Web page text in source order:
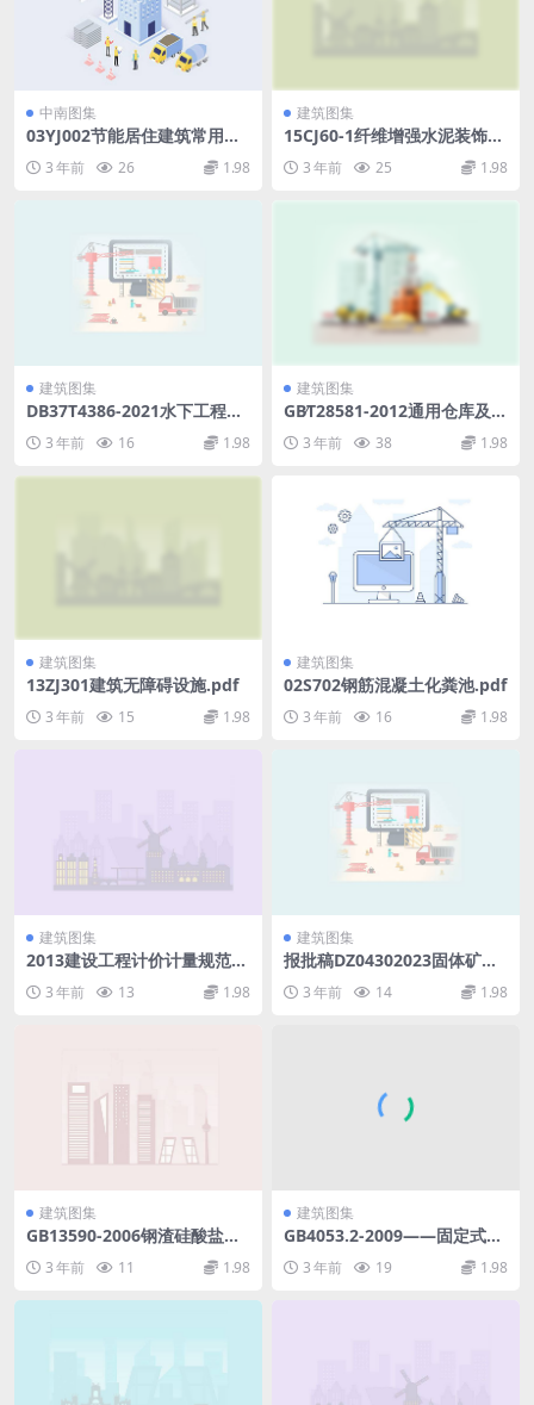
中南图集
03YJ002节能居住建筑常用屋
面用料做法（寒冷地区）.pdf
3 年前 26 1.98
建筑图集
15CJ60-1纤维增强水泥装饰墙
板建筑构造——日吉华墙板系
列产品.pdf
3 年前 25 1.98
建筑图集
DB37T4386-2021水下工程有
3 年前 16 1.98
建筑图集
GB∕T28581-2012通用仓库及库
3 年前 38 1.98
建筑图集
13ZJ301建筑无障碍设施.pdf
3 年前 15 1.98
建筑图集
02S702钢筋混凝土化粪池.pdf
3 年前 16 1.98
建筑图集
2013建设工程计价计量规范辅
3 年前 13 1.98
建筑图集
报批稿DZ04302023固体矿产
资源储量核实报告编写规范(4
51.31KB).pdf
3 年前 14 1.98
建筑图集
GB13590-2006钢渣硅酸盐水
3 年前 11 1.98
建筑图集
GB4053.2-2009——固定式钢
钢斜梯.doc
3 年前 19 1.98